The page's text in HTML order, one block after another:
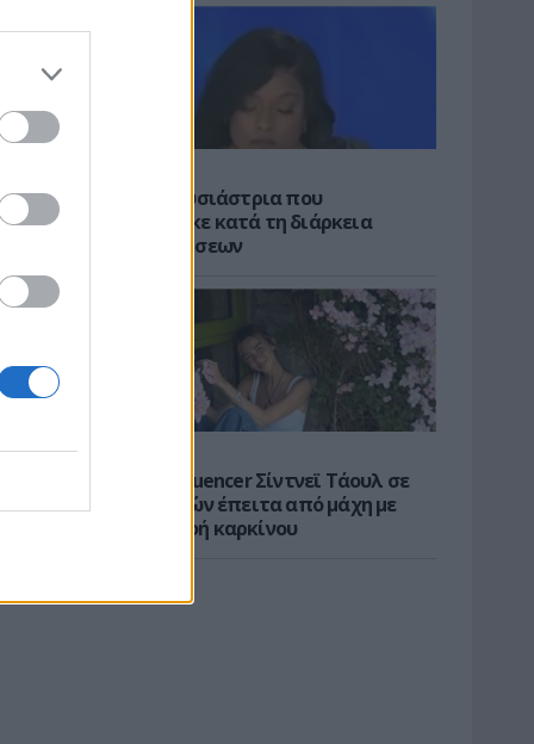
Viral η παρουσιάστρια που
αποκοιμήθηκε κατά τη διάρκεια
δελτίου ειδήσεων
Πέθανε η influencer Σίντνεϊ Τάουλ σε
ηλικία 26 ετών έπειτα από μάχη με
σπάνια μορφή καρκίνου